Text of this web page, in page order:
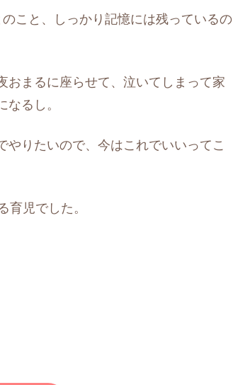
こと、しっかり記憶には残っているの
おまるに座らせて、泣いてしまって家
るし。
やりたいので、今はこれでいいってこ
育児でした。